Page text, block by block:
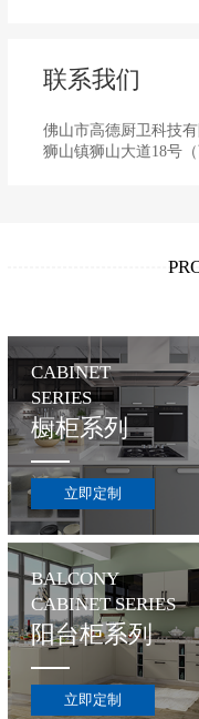
联系我们
佛山市高德厨卫科技
狮山镇狮山大道18号
CABINET
SERIES
橱柜系列
立即定制
BALCONY
CABINET SERIES
阳台柜系列
立即定制